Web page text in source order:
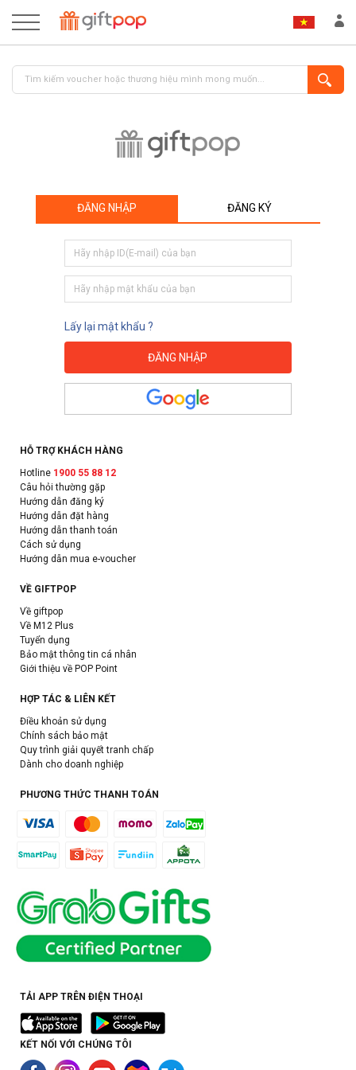
ĐĂNG NHẬP ĐĂNG KÝ
Lấy lại mật khẩu ?
HỖ TRỢ KHÁCH HÀNG
Hotline 1900 55 88 12
Câu hỏi thường gặp
Hướng dẫn đăng ký
Hướng dẫn đặt hàng
Hướng dẫn thanh toán
Cách sử dụng
Hướng dẫn mua e-voucher
VỀ GIFTPOP
Về giftpop
Về M12 Plus
Tuyển dụng
Bảo mật thông tin cá nhân
Giới thiệu về POP Point
HỢP TÁC & LIÊN KẾT
Điều khoản sử dụng
Chính sách bảo mật
Quy trình giải quyết tranh chấp
Dành cho doanh nghiệp
PHƯƠNG THỨC THANH TOÁN
TẢI APP TRÊN ĐIỆN THOẠI
KẾT NỐI VỚI CHÚNG TÔI